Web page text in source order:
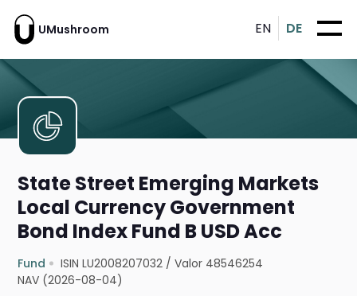
UMushroom EN DE
State Street Emerging Markets
Local Currency Government
Bond Index Fund B USD Acc
Fund ISIN LU2008207032 /Valor 48546254
NAV (2026-08-04)